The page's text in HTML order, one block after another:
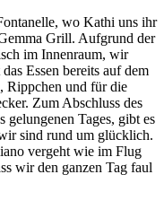
wo Kathi uns ihr
Grill. Aufgrund der
im Innenraum, wir
Essen bereits auf dem
Rippchen und für die
Zum Abschluss des
gelungenen Tages, gibt es
sind rund um glücklich.
vergeht wie im Flug
wir den ganzen Tag faul